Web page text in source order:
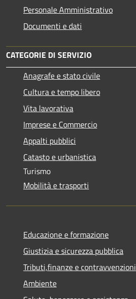
Personale Amministrativo
Documenti e dati
CATEGORIE DI SERVIZIO
Anagrafe e stato civile
Cultura e tempo libero
Vita lavorativa
Imprese e Commercio
Appalti pubblici
Catasto e urbanistica
Turismo
Mobilità e trasporti
Educazione e formazione
Giustizia e sicurezza pubblica
Tributi,finanze e contravvenzioni
Ambiente